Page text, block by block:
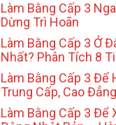
Làm Bằng Cấp 3
Dừng Trì Hoãn
Làm Bằng Cấp 3 Ở
Nhất? Phân Tích 8
Làm Bằng Cấp 3 Để
Trung Cấp, Cao
Làm Bằng Cấp 3 Để